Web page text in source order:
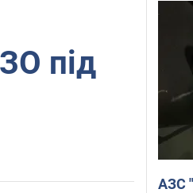
під
АЗС